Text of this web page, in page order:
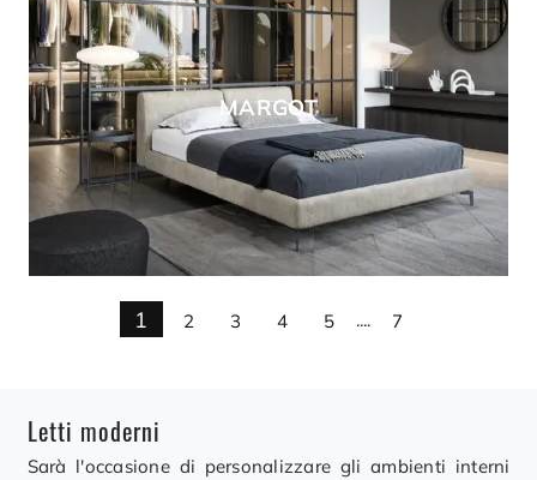
MARGOT
1 2 3 4 5 .... 7
Letti moderni
Sarà l'occasione di personalizzare gli ambienti interni